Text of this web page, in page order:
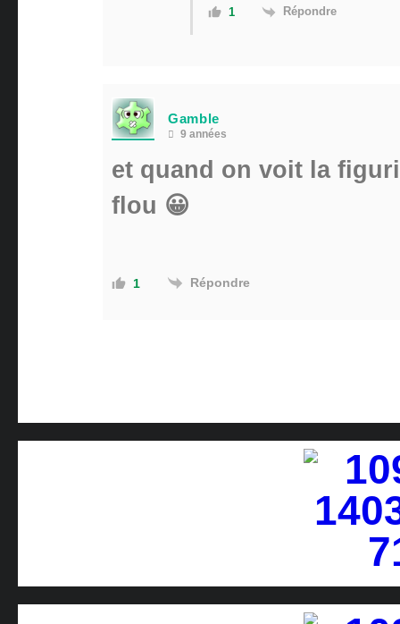
1 Répondre
Gamble
9 années
et quand on voit la
flou 😀
1 Répondre